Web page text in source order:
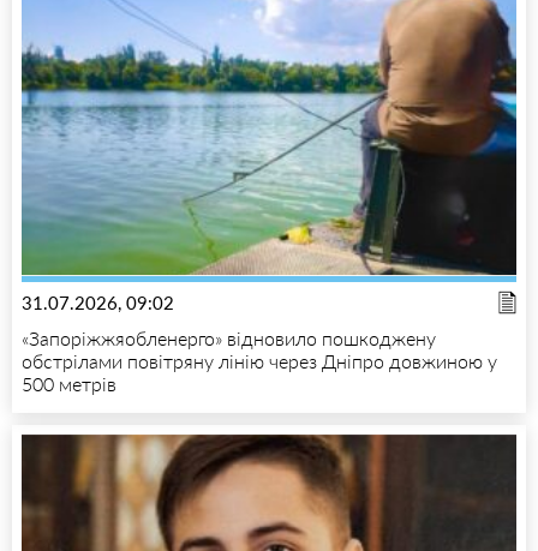
31.07.2026, 09:02
«Запоріжжяобленерго» відновило пошкоджену
обстрілами повітряну лінію через Дніпро довжиною у
500 метрів